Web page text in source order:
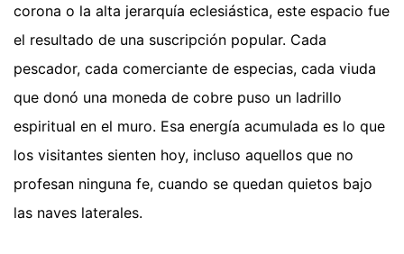
corona o la alta jerarquía eclesiástica, este espacio fue
el resultado de una suscripción popular. Cada
pescador, cada comerciante de especias, cada viuda
que donó una moneda de cobre puso un ladrillo
espiritual en el muro. Esa energía acumulada es lo que
los visitantes sienten hoy, incluso aquellos que no
profesan ninguna fe, cuando se quedan quietos bajo
las naves laterales.